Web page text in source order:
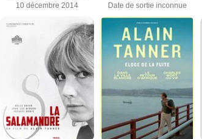
10 décembre 2014 Date de sortie inconnue